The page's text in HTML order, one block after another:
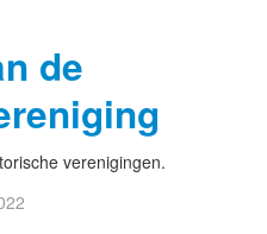
de
verenigingen.